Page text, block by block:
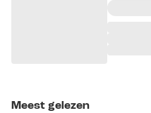
Meest gelezen